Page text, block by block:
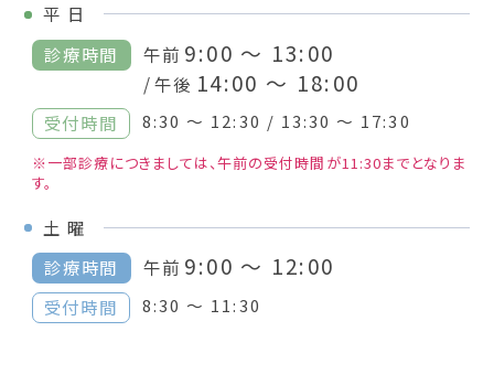
平 日
診療時間
午前 9:00 ～ 13:00
/ 午後 14:00 ～ 18:00
受付時間 8:30 ～ 12:30 / 13:30 ～ 17:30
※一部診療につきましては、午前の受付時間が11:30までとなりま
す。
土曜
診療時間
午前 9:00 ～ 12:00
受付時間 8:30 ～ 11:30